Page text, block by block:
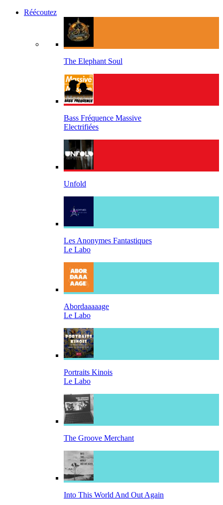
Réécoutez
The Elephant Soul
Bass Fréquence Massive
Electrifiées
Unfold
Les Anonymes Fantastiques
Le Labo
Abordaaaaage
Le Labo
Portraits Kinois
Le Labo
The Groove Merchant
Into This World And Out Again